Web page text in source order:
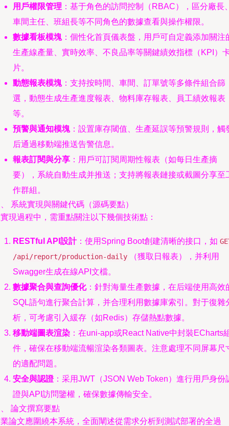
用戶權限管理 ：基于角色的訪問控制（RBAC），區分廠長
車間主任、班組長等不同角色的數據查看與操作權限。
數據看板模塊 ：個性化首頁儀表盤，用戶可自定義添加關注
生產線產量、實時效率、不良品率等關鍵績效指標（KPI）
片。
動態報表模塊 ：支持按時間、車間、訂單號等多條件組合篩
選，動態生成生產進度報表、物料庫存報表、員工績效報表
等。
預警與通知模塊 ：設置庫存閾值、生產延誤等預警規則，觸
后通過移動端推送告警信息。
報表訂閱與分享 ：用戶可訂閱周期性報表（如每日生產摘
要），系統自動生成并推送；支持將報表鏈接或截圖分享至
作群組。
系統實現與關鍵代碼（源碼要點）
現過程中，需重點關注以下幾個技術點：
RESTful API設計：使用Spring Boot創建清晰的接口，如
/api/report/production-daily
（獲取日報表），并利用
Swagger生成在線API文檔。
數據聚合與查詢優化：針對海量生產數據，在后端使用高效
SQL語句進行聚合計算，并合理利用數據庫索引。對于復雜
析，可考慮引入緩存（如Redis）存儲熱點數據。
移動端圖表渲染 ：在uni-app或React Native中封裝ECharts
件，確保在移動端流暢渲染各類圖表。注意處理不同屏幕尺
的適配問題。
安全與認證：采用JWT（JSON Web Token）進行用戶身份
證與API訪問鑒權，確保數據傳輸安全。
論文撰寫要點
論文應圍繞本系統，全面闡述從需求分析到測試部署的全過